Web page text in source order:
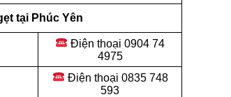
tại Phúc Yên
Điện thoại 0904 74
4975
Điện thoại 0835 748
593